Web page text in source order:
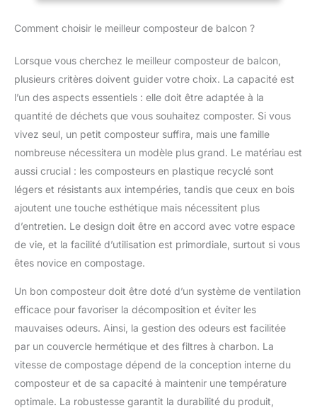
d'outils spéciaux ou de compétences particulières pour
ainsi de commencer à composter sans délai Design fonctionnel
composteur a été conçu pour optimiser l'aération et le mélange
des déchets Sa forme cylindrique favorise une décomposition
efficace, garantissant que vos déchets se transforment
rapidement en compost riche et nutritif pour vos plantes
Écologique et pratique : En choisissant ce composteur en acier
galvanisé, vous contribuez à la réduction des déchets tout en
pratique et écologique qui vous permet de recycler vos
déchets organiques tout en nourrissant votre jardin de manière
durable
Comment choisir le meilleur composteur de balcon ?
Lorsque vous cherchez le meilleur composteur de balcon,
plusieurs critères doivent guider votre choix. La capacité est
l’un des aspects essentiels : elle doit être adaptée à la
quantité de déchets que vous souhaitez composter. Si vous
vivez seul, un petit composteur suffira, mais une famille
nombreuse nécessitera un modèle plus grand. Le matériau est
aussi crucial : les composteurs en plastique recyclé sont
légers et résistants aux intempéries, tandis que ceux en bois
ajoutent une touche esthétique mais nécessitent plus
d’entretien. Le design doit être en accord avec votre espace
de vie, et la facilité d’utilisation est primordiale, surtout si vous
êtes novice en compostage.
Un bon composteur doit être doté d’un système de ventilation
efficace pour favoriser la décomposition et éviter les
mauvaises odeurs. Ainsi, la gestion des odeurs est facilitée
par un couvercle hermétique et des filtres à charbon. La
vitesse de compostage dépend de la conception interne du
composteur et de sa capacité à maintenir une température
optimale. La robustesse garantit la durabilité du produit,